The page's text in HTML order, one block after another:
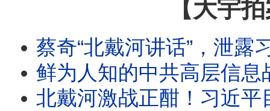
【大宇
蔡奇“北戴河讲话”，泄露习真实地位！外媒记者揭露北戴河特权
鲜为人知的中共高层信息战！传言指温家宝妻子被调查，这跟温家宝什么关系？骇客
北戴河激战正酣！习近平目标2035？军队还没完全掌控！三峡集团外泄资料